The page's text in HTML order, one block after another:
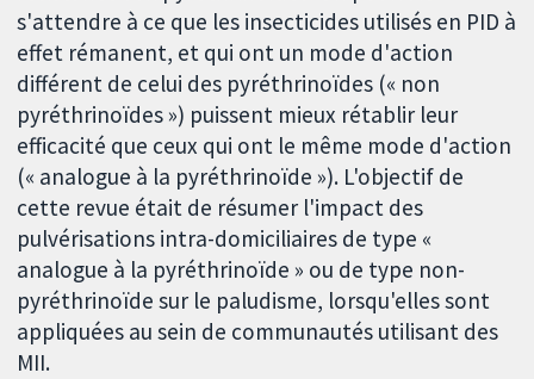
s'attendre à ce que les insecticides utilisés en PID à
effet rémanent, et qui ont un mode d'action
différent de celui des pyréthrinoïdes (« non
pyréthrinoïdes ») puissent mieux rétablir leur
efficacité que ceux qui ont le même mode d'action
(« analogue à la pyréthrinoïde »). L'objectif de
cette revue était de résumer l'impact des
pulvérisations intra-domiciliaires de type «
analogue à la pyréthrinoïde » ou de type non-
pyréthrinoïde sur le paludisme, lorsqu'elles sont
appliquées au sein de communautés utilisant des
MII.